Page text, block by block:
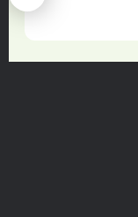
22.06.2025